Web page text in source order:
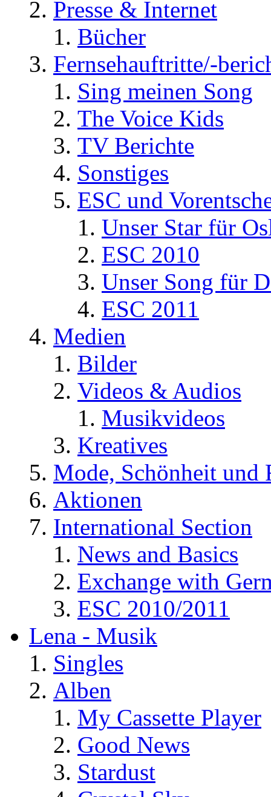
Presse & Internet
Bücher
Fernsehauftritte/-
Sing meinen Song
The Voice Kids
TV Berichte
Sonstiges
ESC und
Unser Star für
ESC 2010
Unser Song für
ESC 2011
Medien
Bilder
Videos & Audios
Musikvideos
Kreatives
Mode, Schönheit und
Aktionen
International Section
News and Basics
Exchange with
ESC 2010/2011
Lena - Musik
Singles
Alben
My Cassette Player
Good News
Stardust